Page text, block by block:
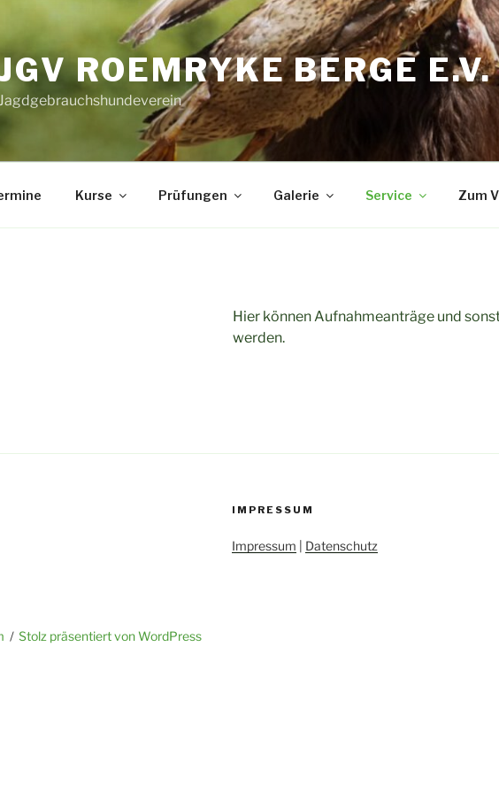
ROEMRYKE BERGE
Kurse Prüfungen Galerie Service Zum
Hier können Aufnahmeanträge und
werden.
IMPRESSUM
Impressum Datenschutz
Stolz präsentiert von WordPress